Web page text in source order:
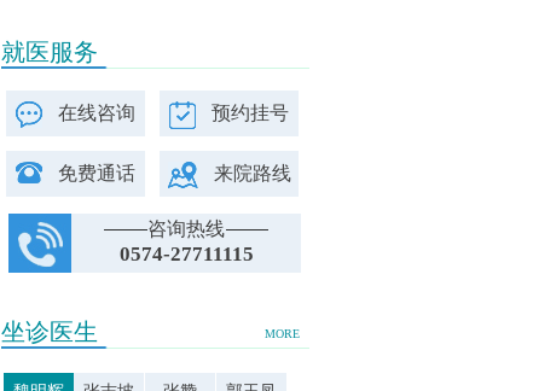
就医服务
在线咨询 预约挂号
免费通话 来院路线
咨询热线
0574-27711115
MORE
坐诊医生